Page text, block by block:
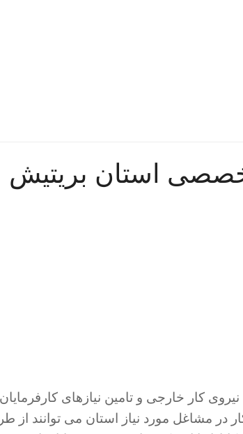
استان بریتیش
کار خارجی و تامین نیازهای کارفرمایان
مشاغل مورد نیاز استان می توانند از